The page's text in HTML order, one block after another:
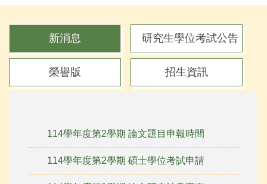
新消息 研究生學位考試公告
榮譽版 招生資訊
114學年度第2學期 論文題目申報時間
114學年度第2學期 碩士學位考試申請